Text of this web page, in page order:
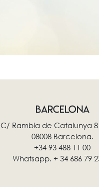
BARCELONA
C/ Rambla de Catalunya
08008 Barcelona.
+34 93 488 11 00
Whatsapp. + 34 686 79